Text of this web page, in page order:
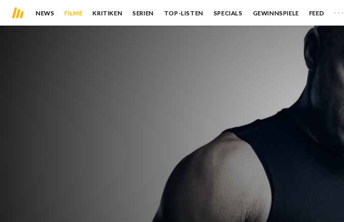
NEWS FILME KRITIKEN SERIEN TOP-LISTEN SPECIALS GEWINNSPIELE FEED . . .